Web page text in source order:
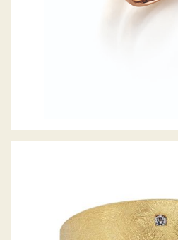
GERSTNER